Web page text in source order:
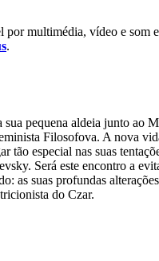
multimédia, vídeo e
.
pequena aldeia junto ao
Filosofova. A nova
especial nas suas
Será este encontro a
suas profundas
do Czar.